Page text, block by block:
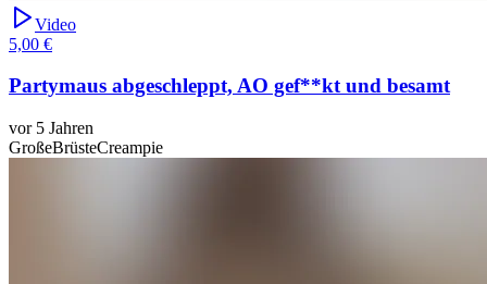
Video
5,00 €
Partymaus abgeschleppt, AO gef**kt und besamt
vor 5 Jahren
GroßeBrüsteCreampie